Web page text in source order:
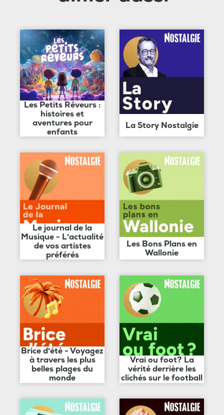
Les Petits Rêveurs :
histoires et
aventures pour
enfants
La Story Nostalgie
Le journal de la
Musique - L'actualité
de vos artistes
préférés
Les Bons Plans en
Wallonie
Brice d'été - Voyagez
à travers les plus
belles plages du
monde
Vrai ou foot? La
vérité derrière les
clichés sur le football